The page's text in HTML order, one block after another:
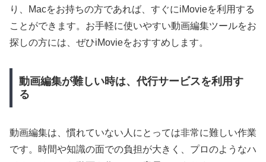
り、Macをお持ちの方であれば、すぐにiMovieを利用する
ことができます。お手軽に使いやすい動画編集ツールをお
探しの方には、ぜひiMovieをおすすめします。
動画編集が難しい時は、代行サービスを利用す
る
動画編集は、慣れていない人にとっては非常に難しい作業
です。時間や知識の面での負担が大きく、プロのようなハ